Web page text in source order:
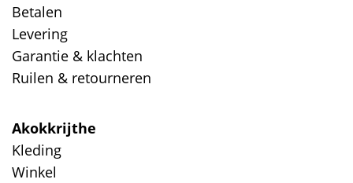
Betalen
Levering
Garantie & klachten
Ruilen & retourneren
Akokkrijthe
Kleding
Winkel